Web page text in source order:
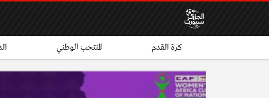
كرة القدم المنتخب الوطني